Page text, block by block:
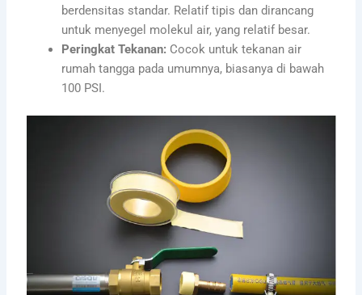
berdensitas standar. Relatif tipis dan dirancang
untuk menyegel molekul air, yang relatif besar.
Peringkat Tekanan: Cocok untuk tekanan air
rumah tangga pada umumnya, biasanya di bawah
100 PSI.